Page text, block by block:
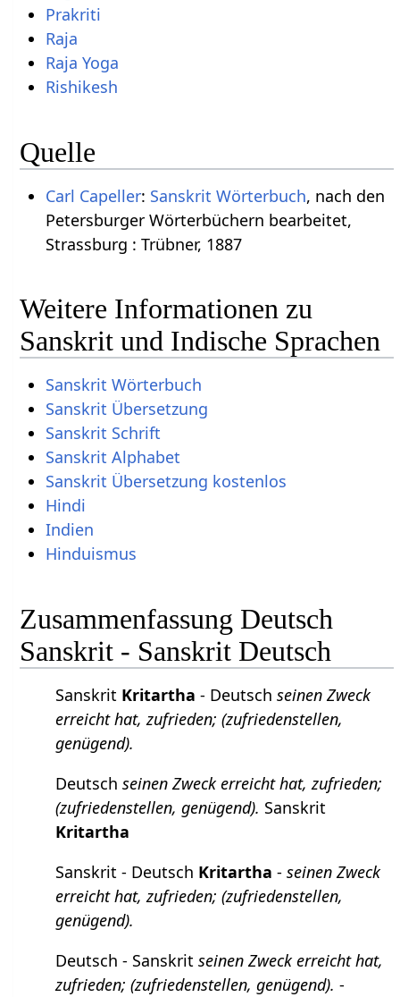
Prakriti
Raja
Raja Yoga
Rishikesh
Quelle
Carl Capeller: Sanskrit Wörterbuch, nach den
Petersburger Wörterbüchern bearbeitet,
Strassburg : Trübner, 1887
Weitere Informationen zu
Sanskrit und Indische Sprachen
Sanskrit Wörterbuch
Sanskrit Übersetzung
Sanskrit Schrift
Sanskrit Alphabet
Sanskrit Übersetzung kostenlos
Hindi
Indien
Hinduismus
Zusammenfassung Deutsch
Sanskrit - Sanskrit Deutsch
Sanskrit Kritartha - Deutschseinen Zweck
erreicht hat, zufrieden; (zufriedenstellen,
genügend).
Deutschseinen Zweck erreicht hat, zufrieden;
(zufriedenstellen, genügend). Sanskrit
Kritartha
Sanskrit - Deutsch Kritartha -seinen Zweck
erreicht hat, zufrieden; (zufriedenstellen,
genügend).
Deutsch - Sanskritseinen Zweck erreicht hat,
zufrieden; (zufriedenstellen, genügend). -